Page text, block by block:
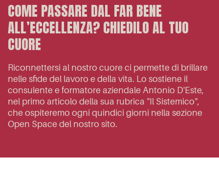
COME PASSARE DAL FAR BENE
ALL’ECCELLENZA? CHIEDILO AL TUO
CUORE
Riconnettersi al nostro cuore ci permette di brillare
nelle sfide del lavoro e della vita. Lo sostiene il
consulente e formatore aziendale Antonio D'Este,
nel primo articolo della sua rubrica "Il Sistemico",
che ospiteremo ogni quindici giorni nella sezione
Open Space del nostro sito.